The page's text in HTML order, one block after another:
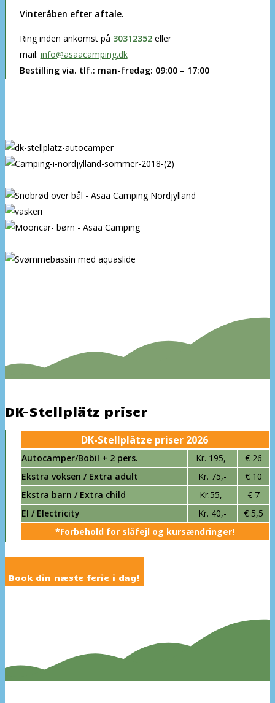
Vinteråben efter aftale.
Ring inden ankomst på 30312352 eller
mail: info@asaacamping.dk
Bestilling via. tlf.: man-fredag: 09:00 – 17:00
DK-Stellplätz priser
DK-Stellplätze priser 2026
Autocamper/Bobil + 2 pers. Kr. 195,-
€ 26
Ekstra voksen / Extra adult
Kr. 75,-
€ 10
Ekstra barn / Extra child
Kr.55,-
€ 7
El / Electricity
Kr. 40,-
€ 5,5
*Forbehold for slåfejl og kursændringer!
Book din næste ferie i dag!